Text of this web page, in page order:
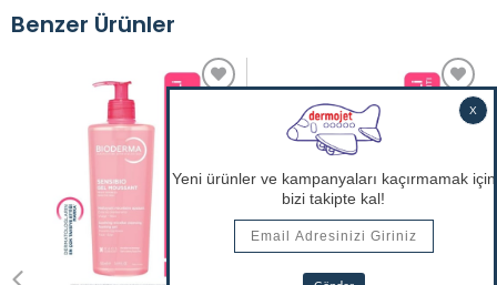
Benzer Ürünler